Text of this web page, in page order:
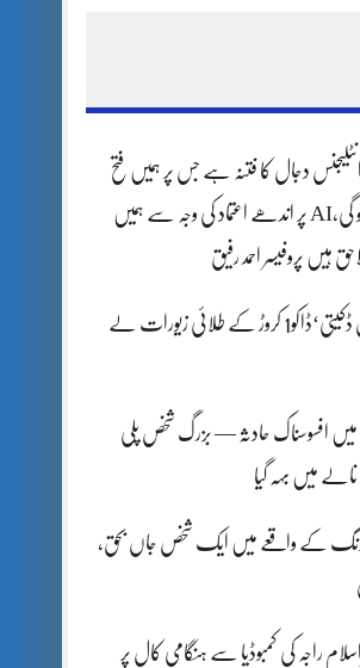
دجال کا فتنہ ہے جس پر ہمیں فتح
حاصل ہو گی،AI پر اندھے اعتماد کی وجہ سے ہمیں
ہیں پروفیسر احمد رفیق
کلرسیداں ڈکیتی‘ڈاکو1 کروڑ کے طلائی زیورات لے
میں افسوسناک حادثہ — بزرگ شخص پلی
نالے میں بہہ گیا
کے واقعے میں ایک شخص جاں بحق،
راجہ کی کمبوڈیا سے ہنگامی کال پر